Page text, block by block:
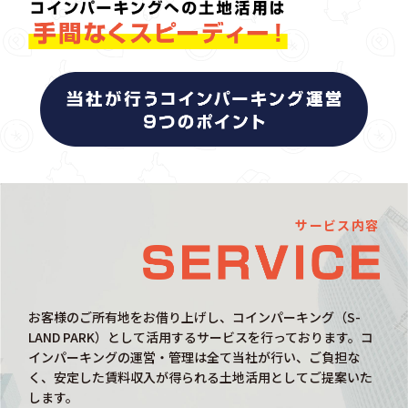
サービス内容
お客様のご所有地をお借り上げし、コインパーキング（S-
LAND PARK）として活用するサービスを行っております。コ
インパーキングの運営・管理は全て当社が行い、ご負担な
く、安定した賃料収入が得られる土地活用としてご提案いた
します。